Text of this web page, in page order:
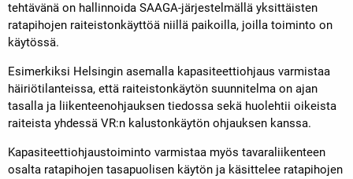
tehtävänä on hallinnoida SAAGA-järjestelmällä yksittäisten
ratapihojen raiteistonkäyttöä niillä paikoilla, joilla toiminto on
käytössä.
Esimerkiksi Helsingin asemalla kapasiteettiohjaus varmistaa
häiriötilanteissa, että raiteistonkäytön suunnitelma on ajan
tasalla ja liikenteenohjauksen tiedossa sekä huolehtii oikeista
raiteista yhdessä VR:n kalustonkäytön ohjauksen kanssa.
Kapasiteettiohjaustoiminto varmistaa myös tavaraliikenteen
osalta ratapihojen tasapuolisen käytön ja käsittelee ratapihojen